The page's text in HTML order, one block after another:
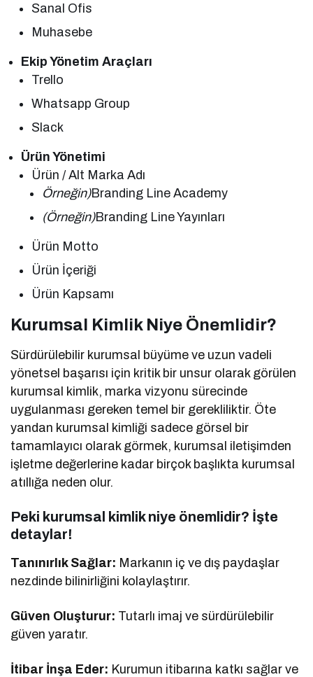
Sanal Ofis
Muhasebe
Ekip Yönetim Araçları
Trello
Whatsapp Group
Slack
Ürün Yönetimi
Ürün / Alt Marka Adı
Örneğin)Branding Line Academy
(Örneğin)Branding Line Yayınları
Ürün Motto
Ürün İçeriği
Ürün Kapsamı
Kurumsal Kimlik Niye Önemlidir?
Sürdürülebilir kurumsal büyüme ve uzun vadeli
yönetsel başarısı için kritik bir unsur olarak görülen
kurumsal kimlik, marka vizyonu sürecinde
uygulanması gereken temel bir gerekliliktir. Öte
yandan kurumsal kimliği sadece görsel bir
tamamlayıcı olarak görmek, kurumsal iletişimden
işletme değerlerine kadar birçok başlıkta kurumsal
atıllığa neden olur.
Peki kurumsal kimlik niye önemlidir? İşte
detaylar!
Tanınırlık Sağlar: Markanın iç ve dış paydaşlar
nezdinde bilinirliğini kolaylaştırır.
Güven Oluşturur: Tutarlı imaj ve sürdürülebilir
güven yaratır.
İtibar İnşa Eder: Kurumun itibarına katkı sağlar ve